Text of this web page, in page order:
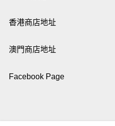
香港商店地址
澳門商店地址
Facebook Page